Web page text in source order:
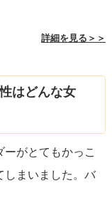
詳細を見る＞＞
はどんな女
がとてもかっこ
しまいました。バ